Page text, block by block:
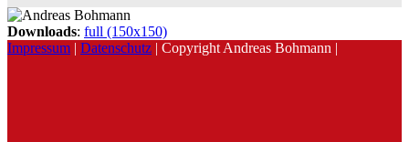
Downloads: full (150x150)
Impressum | Datenschutz | Copyright Andreas Bohmann |